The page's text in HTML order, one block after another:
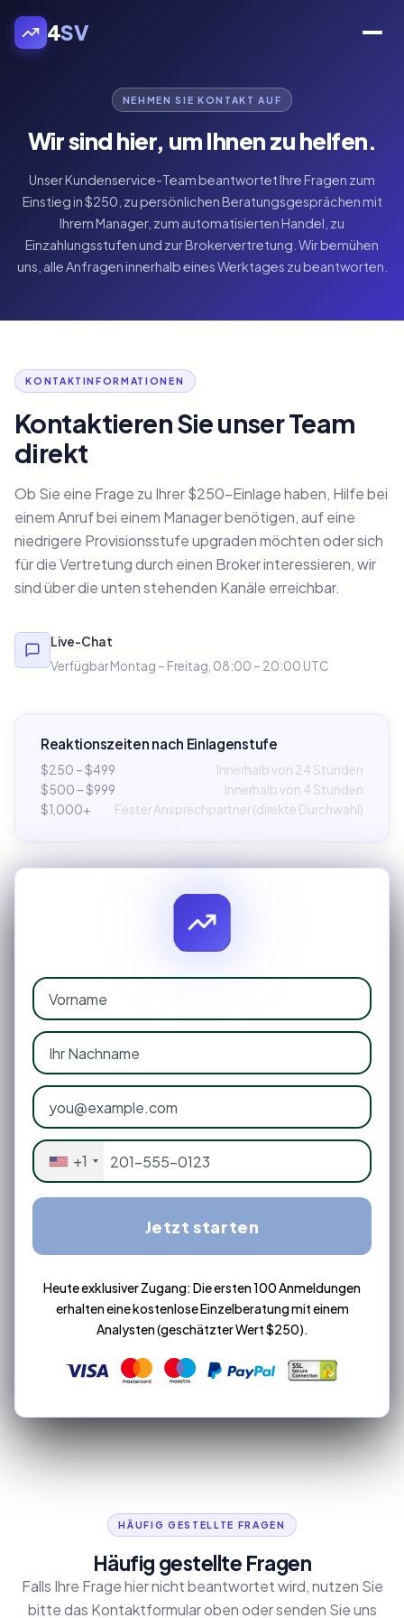
4SV
NEHMEN SIE KONTAKT AUF
Wir sind hier, um Ihnen zu helfen.
Unser Kundenservice-Team beantwortet Ihre Fragen zum
Einstieg in $250, zu persönlichen Beratungsgesprächen mit
Ihrem Manager, zum automatisierten Handel, zu
Einzahlungsstufen und zur Brokervertretung. Wir bemühen
uns, alle Anfragen innerhalb eines Werktages zu beantworten.
KONTAKTINFORMATIONEN
Kontaktieren Sie unser Team
direkt
Ob Sie eine Frage zu Ihrer $250-Einlage haben, Hilfe bei
einem Anruf bei einem Manager benötigen, auf eine
niedrigere Provisionsstufe upgraden möchten oder sich
für die Vertretung durch einen Broker interessieren, wir
sind über die unten stehenden Kanäle erreichbar.
Live-Chat
Verfügbar Montag – Freitag, 08:00 – 20:00 UTC
Reaktionszeiten nach Einlagenstufe
$250 – $499
Innerhalb von 24 Stunden
$500 – $999
Innerhalb von 4 Stunden
$1,000+
Fester Ansprechpartner (direkte Durchwahl)
+1
Jetzt starten
Heute exklusiver Zugang: Die ersten 100 Anmeldungen
erhalten eine kostenlose Einzelberatung mit einem
Analysten (geschätzter Wert $250).
HÄUFIG GESTELLTE FRAGEN
Häufig gestellte Fragen
Falls Ihre Frage hier nicht beantwortet wird, nutzen Sie
bitte das Kontaktformular oben oder senden Sie uns